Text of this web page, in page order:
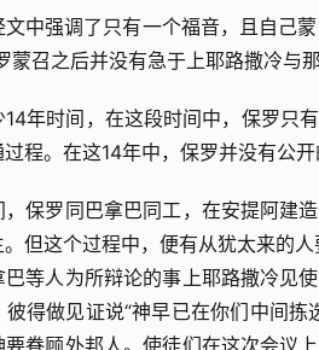
中强调了只有一个福音，且自己
蒙召之后并没有急于上耶路撒冷与
14年时间，在这段时间中，保罗只
程。在这14年中，保罗并没有公
保罗同巴拿巴同工，在安提阿建
但这个过程中，便有从犹太来的
等人为所辩论的事上耶路撒冷见
得做见证说“神早已在你们中间